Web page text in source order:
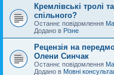
Кремлівські тролі
спільного?
Останнє повідомлення
Додано в Різне
Рецензія на
Олени Синчак
Останнє повідомлення
Додано в Мовні